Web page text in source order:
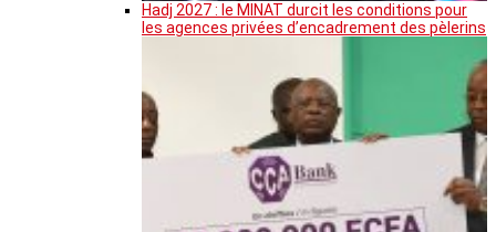
Hadj 2027 : le MINAT durcit les conditions pour
les agences privées d’encadrement des pèlerins